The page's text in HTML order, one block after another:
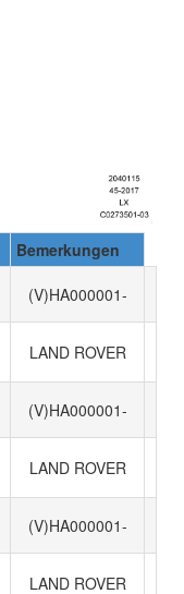
Bemerkungen
(V)HA000001-
LAND ROVER
(V)HA000001-
LAND ROVER
(V)HA000001-
LAND ROVER